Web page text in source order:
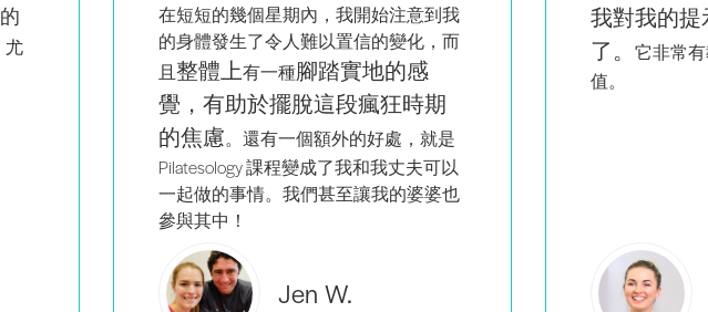
而
我對我的提示和課程更有信心
了。它非常有教育意義，而且物超所
值。
Brooke C.
身為黑人與同
看到像我
地教學